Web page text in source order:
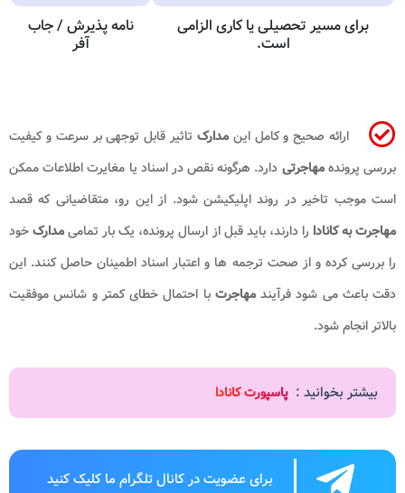
برای مسیر تحصیلی یا کاری الزامی
است.
نامه پذیرش / جاب
آفر
ارائه صحیح و کامل اینمدارک تاثیر قابل توجهی بر سرعت و کیفیت
بررسی پروندهمهاجرتی دارد. هرگونه نقص در اسناد یا مغایرت اطلاعات ممکن
است موجب تاخیر در روند اپلیکیشن شود. از این رو، متقاضیانی که قصد
مهاجرت به کانادا را دارند، باید قبل از ارسال پرونده، یک بار تمامیمدارکخود
را بررسی کرده و از صحت ترجمه ها و اعتبار اسناد اطمینان حاصل کنند. این
دقت باعث می شود فرآیندمهاجرتبا احتمال خطای کمتر و شانس موفقیت
بالاتر انجام شود.
بیشتر بخوانید : پاسپورت کانادا
برای عضویت در کانال تلگرام ما کلیک کنید